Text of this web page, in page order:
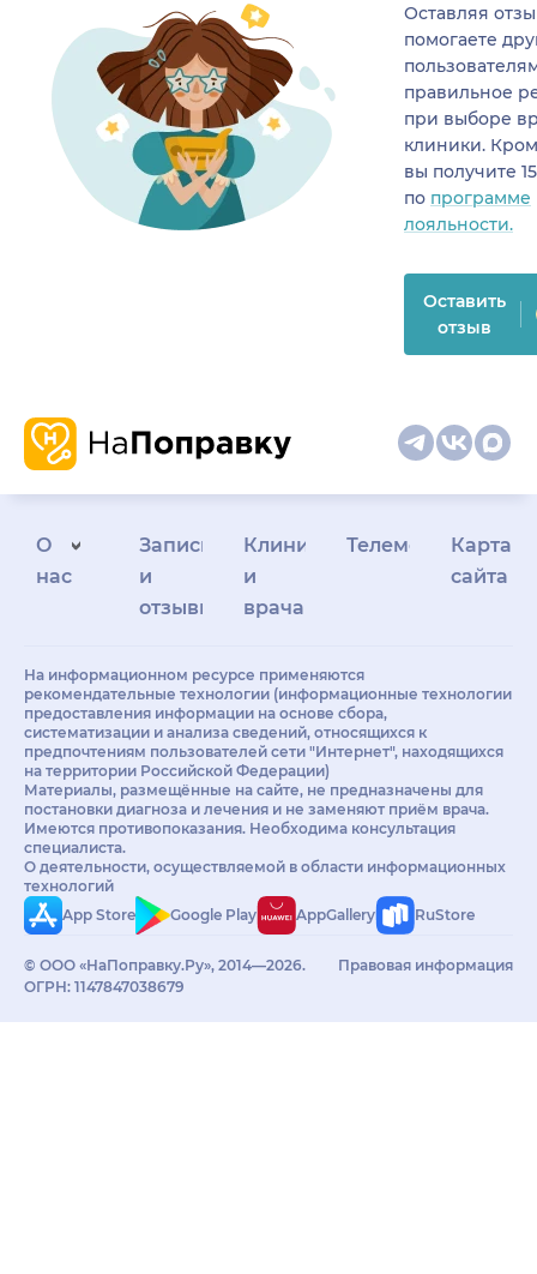
Оставляя
помогаете
правильное
при выборе
клиники.
вы получите
по программе
лояльности.
Оставить
отзыв
О
нас
Запись
и
отзывы
Клиникам
и
врачам
Телемедицина
Карта
сайта
На информационном ресурсе применяются
рекомендательные технологии (информационные технологии
предоставления информации на основе сбора,
систематизации и анализа сведений, относящихся к
предпочтениям пользователей сети "Интернет", находящихся
на территории Российской Федерации)
Материалы, размещённые на сайте, не предназначены для
постановки диагноза и лечения и не заменяют приём врача.
Имеются противопоказания. Необходима консультация
специалиста.
О деятельности, осуществляемой в области информационных
технологий
App Store
Google Play AppGallery RuStore
© ООО «НаПоправку.Ру», 2014—2026.
ОГРН: 1147847038679
Правовая информация